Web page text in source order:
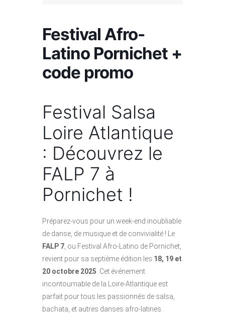
Festival Afro-
Latino Pornichet +
code promo
Festival Salsa
Loire Atlantique
: Découvrez le
FALP 7 à
Pornichet !
Préparez-vous pour un week-end inoubliable
de danse, de musique et de convivialité ! Le
FALP 7 , ou Festival Afro-Latino de Pornichet,
revient pour sa septième édition les 18, 19 et
20 octobre 2025 . Cet événement
incontournable de la Loire-Atlantique est
parfait pour tous les passionnés de salsa,
bachata, et autres danses afro-latines.